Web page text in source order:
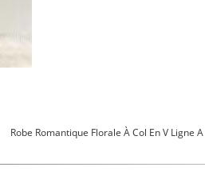
Robe Romantique Florale À Col En V Ligne A